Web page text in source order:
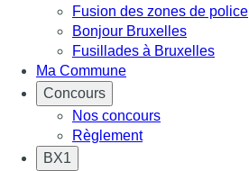
Fusion des zones de police
Bonjour Bruxelles
Fusillades à Bruxelles
Ma Commune
Concours
Nos concours
Règlement
BX1